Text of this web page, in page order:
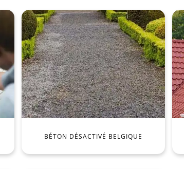
BÉTON DÉSACTIVÉ BELGIQUE